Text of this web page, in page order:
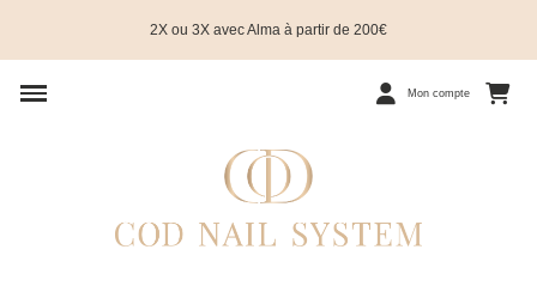
2X ou 3X avec Alma à partir de 200€
Mon compte